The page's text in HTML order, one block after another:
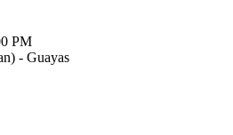
PM
- Guayas